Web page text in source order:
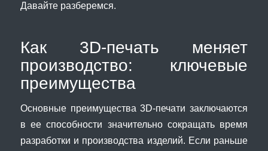
Давайте разберемся.
Как 3D-печать меняет
производство: ключевые
преимущества
Основные преимущества 3D-печати заключаются
в ее способности значительно сокращать время
разработки и производства изделий. Если раньше